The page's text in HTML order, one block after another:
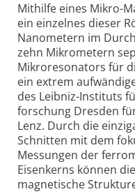
Mithilfe eines Mikro-
ein einzelnes dieser
Nanometern im
zehn Mikrometern
Mikroresonators für
ein extrem
des Leibniz-Instituts
forschung Dresden
Lenz. Durch die
Schnitten mit dem
Messungen der
Eisenkerns können
magnetische